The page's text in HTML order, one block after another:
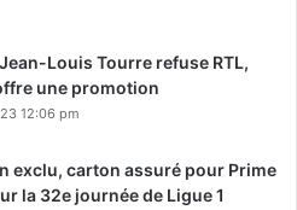
Louis Tourre refuse RTL,
une promotion
12:06 pm
exclu, carton assuré pour Prime
la 32e journée de Ligue 1